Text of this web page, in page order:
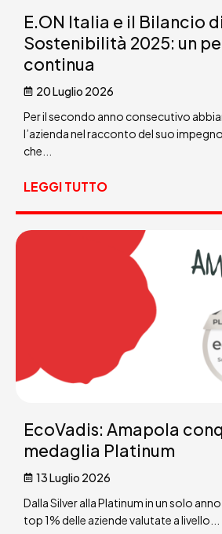
E.ON Italia e il Bilancio di
Sostenibilità 2025: un
continua
20 Luglio 2026
Per il secondo anno consecutivo
l’azienda nel racconto del suo
che...
LEGGI TUTTO
EcoVadis: Amapola
medaglia Platinum
13 Luglio 2026
Dalla Silver alla Platinum in un solo
top 1% delle aziende valutate a livello...